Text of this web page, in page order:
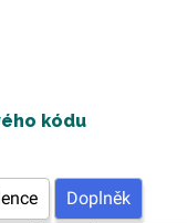
kódu
Doplněk